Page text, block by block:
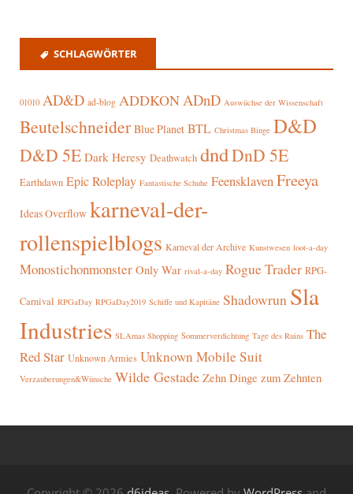
SCHLAGWÖRTER
01010 AD&D ad-blog ADDKONADnD Auswüchse der Wissenschaft
Beutelschneider Blue Planet BTL Christmas Binge D&D
D&D 5E Dark Heresy Deathwatch dndDnD 5E
Earthdawn Epic Roleplay Fantastische Schuhe FeensklavenFreeya
Ideas Overflow karneval-der-
rollenspielblogs Karneval der Archive Kunstwesen loot-a-day
Monostichonmonster Only War rival-a-day Rogue Trader RPG-
Carnival RPGaDay RPGaDay2019 Schiffe und Kapitäne Shadowrun Sla
Industries SLAmas Shopping Sommerverdichtung Tage des Ruins The
Red Star Unknown Armies Unknown Mobile Suit
Verzauberungen&Wünsche Wilde Gestade Zehn Dinge zum Zehnten